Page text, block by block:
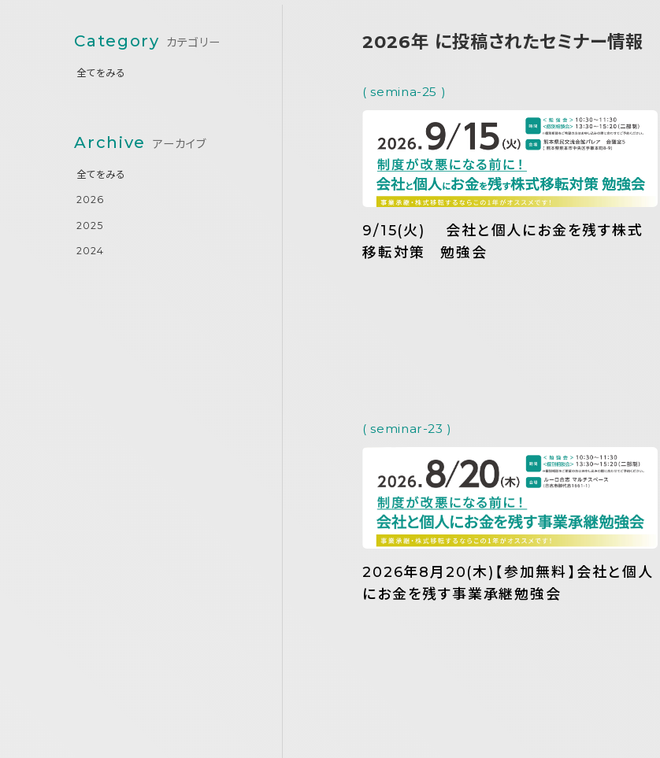
2026年 に投稿されたセミナー情報
( semina-25 )
9/15(火) 会社と個人にお金を残す株式
移転対策 勉強会
( seminar-23 )
2026年8月20(木)【参加無料】会社と個人
にお金を残す事業承継勉強会
Category カテゴリー
全てをみる
Archive アーカイブ
全てをみる
2026
2025
2024